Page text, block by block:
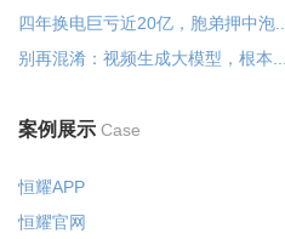
四年换电巨亏近20亿，胞弟押中泡...
别再混淆：视频生成大模型，根本...
案例展示 Case
恒耀APP
恒耀官网